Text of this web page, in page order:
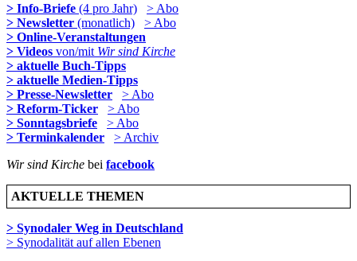
> Info-Briefe (4 pro Jahr)
> Abo
> Newsletter (monatlich)
> Abo
> Online-Veranstaltungen
> Videos von/mit Wir sind Kirche
> aktuelle Buch-Tipps
> aktuelle Medien-Tipps
> Presse-Newsletter
> Abo
> Reform-Ticker
> Abo
> Sonntagsbriefe
> Abo
> Terminkalender
> Archiv
Wir sind Kirche bei facebook
AKTUELLE THEMEN
> Synodaler Weg in Deutschland
> Synodalität auf allen Ebenen